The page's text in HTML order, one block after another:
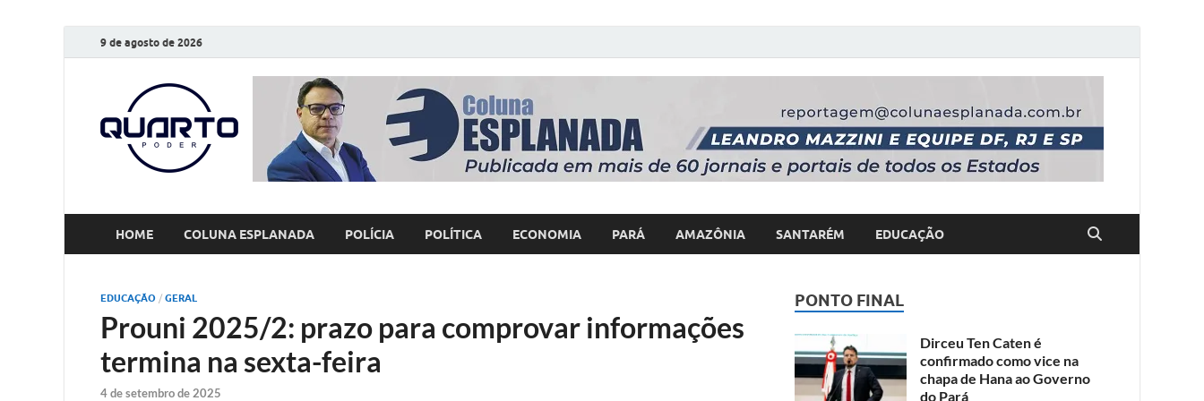
9 de agosto de 2026
O Quarto Poder
Notícias todos os dias
HOME COLUNA ESPLANADA POLÍCIA POLÍTICA ECONOMIA PARÁ AMAZÔNIA SANTARÉM EDUCAÇÃO
EDUCAÇÃO / GERAL
Prouni 2025/2: prazo para comprovar informações
termina na sexta-feira
4 de setembro de 2025
PONTO FINAL
Dirceu Ten Caten é
confirmado como vice na
chapa de Hana ao Governo
do Pará